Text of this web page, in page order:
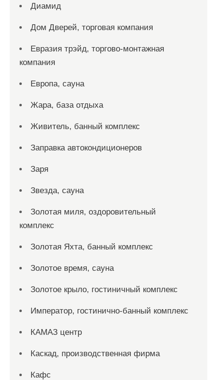
Диамид
Дом Дверей, торговая компания
Евразия трэйд, торгово-монтажная
компания
Европа, сауна
Жара, база отдыха
Живитель, банный комплекс
Заправка автокондиционеров
Заря
Звезда, сауна
Золотая миля, оздоровительный
комплекс
Золотая Яхта, банный комплекс
Золотое время, сауна
Золотое крыло, гостиничный комплекс
Император, гостинично-банный комплекс
КАМАЗ центр
Каскад, производственная фирма
Кафс